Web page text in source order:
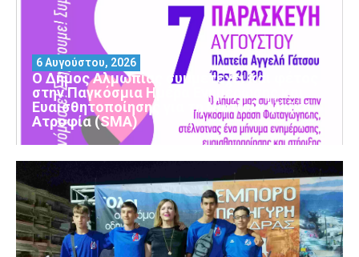
Ο Δήμος Αλμωπίας συμμετέχει και φέτος
στην Παγκόσμια Ημέρα Ενημέρωσης και
Ευαισθητοποίησης για τη Νωτιαία Μυϊκή
Ατροφία (SMA)
6 Αυγούστου, 2026